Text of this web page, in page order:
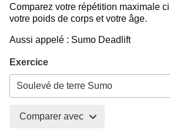
Comparez votre répétition maximale
votre poids de corps et votre âge.
Aussi appelé : Sumo Deadlift
Exercice
Comparer avec